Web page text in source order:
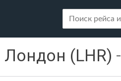
Лондон (LHR) -